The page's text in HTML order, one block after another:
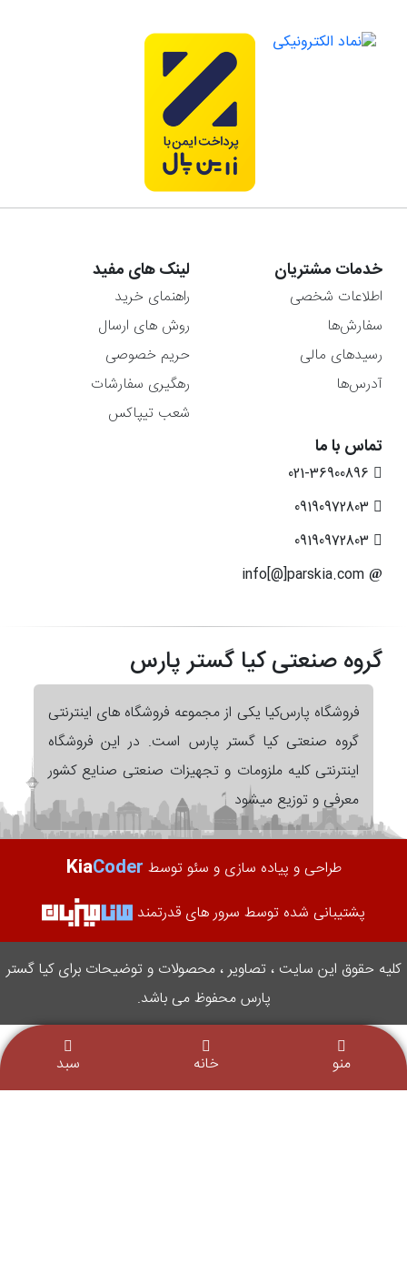
خدمات مشتریان
اطلاعات شخصی
سفارش‌ها
رسیدهای مالی
آدرس‌ها
لینک های مفید
راهنمای خرید
روش های ارسال
حریم خصوصی
رهگیری سفارشات
شعب تیپاکس
تماس با ما
گروه صنعتی کیا گستر پارس
فروشگاه پارس‌کیا یکی از مجموعه فروشگاه های اینترنتی
گروه صنعتی کیا گستر پارس است. در این فروشگاه
اینترنتی کلیه ملزومات و تجهیزات صنعتی صنایع کشور
معرفی و توزیع میشود
طراحی و پیاده سازی و سئو توسط KiaCoder
پشتیبانی شده توسط سرور های قدرتمند
کلیه حقوق این سایت ، تصاویر ، محصولات و توضیحات برای کیا گستر
پارس محفوظ می باشد.
منو خانه سبد